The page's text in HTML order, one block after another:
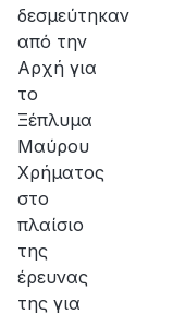
δεσμεύτηκαν
από την
Αρχή για
το
Ξέπλυμα
Μαύρου
Χρήματος
στο
πλαίσιο
της
έρευνας
της για